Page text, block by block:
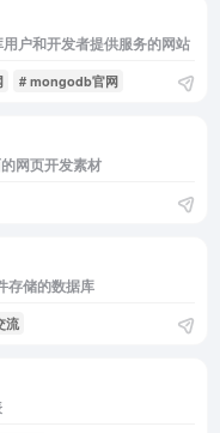
户和开发者提供服务的网站
# mongodb官网
网页开发素材
存储的数据库
流